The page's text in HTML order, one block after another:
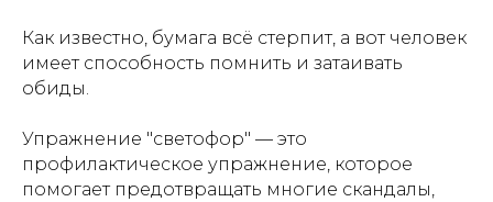
Как известно, бумага всё стерпит, а вот человек
имеет способность помнить и затаивать
обиды.
Упражнение "светофор" — это
профилактическое упражнение, которое
помогает предотвращать многие скандалы,